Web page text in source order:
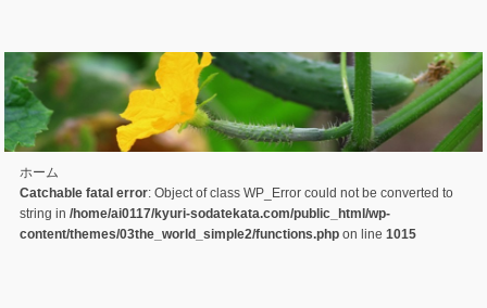
ホーム
Catchable fatal error: Object of class WP_Error could not be converted to
string in /home/ai0117/kyuri-sodatekata.com/public_html/wp-
content/themes/03the_world_simple2/functions.phpon line 1015